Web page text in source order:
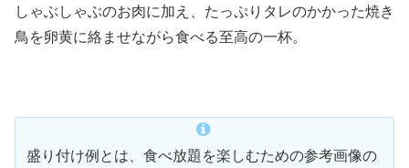
しゃぶしゃぶのお肉に加え、たっぷりタレのかかった焼き
鳥を卵黄に絡ませながら食べる至高の一杯。
盛り付け例とは、食べ放題を楽しむための参考画像の